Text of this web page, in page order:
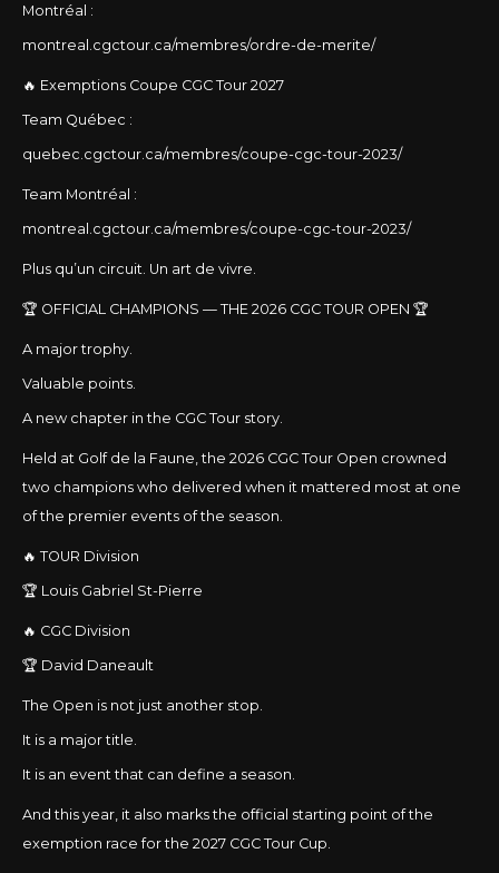
Montréal :
montreal.cgctour.ca/membres/ordre-de-merite/
🔥 Exemptions Coupe CGC Tour 2027
Team Québec :
quebec.cgctour.ca/membres/coupe-cgc-tour-2023/
Team Montréal :
montreal.cgctour.ca/membres/coupe-cgc-tour-2023/
Plus qu’un circuit. Un art de vivre.
🏆 OFFICIAL CHAMPIONS — THE 2026 CGC TOUR OPEN 🏆
A major trophy.
Valuable points.
A new chapter in the CGC Tour story.
Held at Golf de la Faune, the 2026 CGC Tour Open crowned
two champions who delivered when it mattered most at one
of the premier events of the season.
🔥 TOUR Division
🏆 Louis Gabriel St-Pierre
🔥 CGC Division
🏆 David Daneault
The Open is not just another stop.
It is a major title.
It is an event that can define a season.
And this year, it also marks the official starting point of the
exemption race for the 2027 CGC Tour Cup.